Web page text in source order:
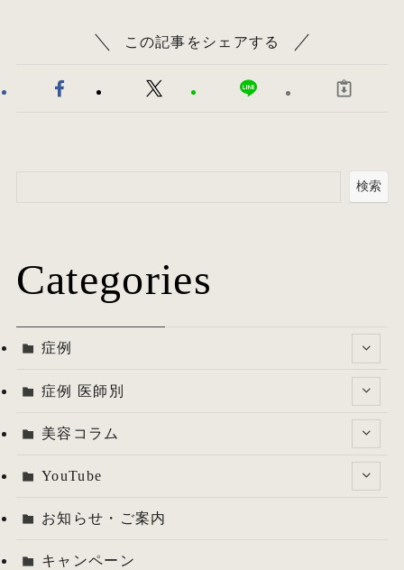
この記事をシェアする
検索
Categories
症例
症例 医師別
美容コラム
YouTube
お知らせ・ご案内
キャンペーン